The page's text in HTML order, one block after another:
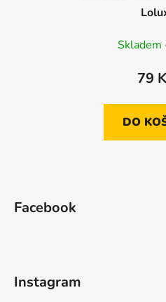
Skladem
79
DO
Facebook
Instagram